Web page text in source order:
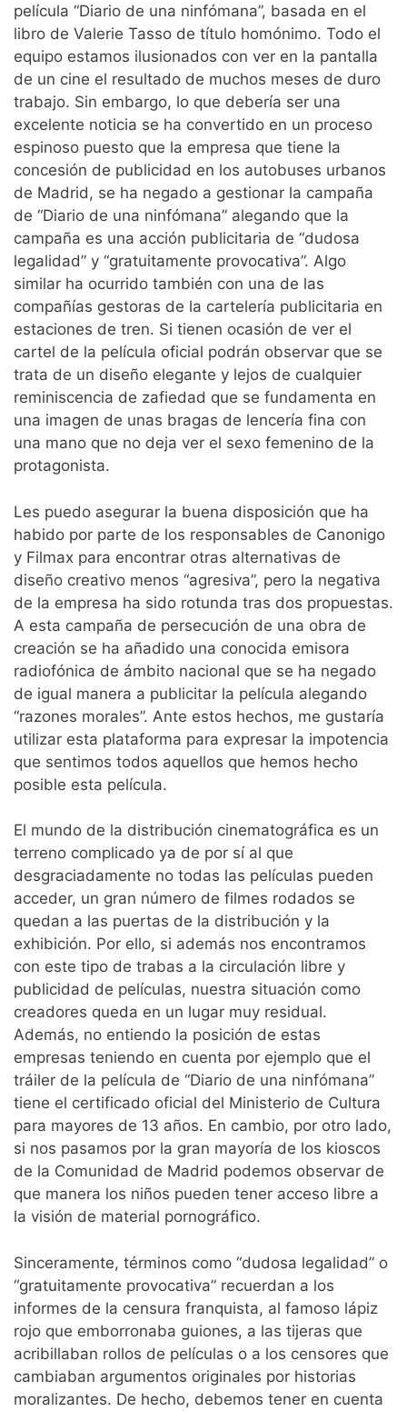
película “Diario de una ninfómana”, basada en el
libro de Valerie Tasso de título homónimo. Todo el
equipo estamos ilusionados con ver en la pantalla
de un cine el resultado de muchos meses de duro
trabajo. Sin embargo, lo que debería ser una
excelente noticia se ha convertido en un proceso
espinoso puesto que la empresa que tiene la
concesión de publicidad en los autobuses urbanos
de Madrid, se ha negado a gestionar la campaña
de “Diario de una ninfómana” alegando que la
campaña es una acción publicitaria de “dudosa
legalidad” y “gratuitamente provocativa”. Algo
similar ha ocurrido también con una de las
compañías gestoras de la cartelería publicitaria en
estaciones de tren. Si tienen ocasión de ver el
cartel de la película oficial podrán observar que se
trata de un diseño elegante y lejos de cualquier
reminiscencia de zafiedad que se fundamenta en
una imagen de unas bragas de lencería fina con
una mano que no deja ver el sexo femenino de la
protagonista.
Les puedo asegurar la buena disposición que ha
habido por parte de los responsables de Canonigo
y Filmax para encontrar otras alternativas de
diseño creativo menos “agresiva”, pero la negativa
de la empresa ha sido rotunda tras dos propuestas.
A esta campaña de persecución de una obra de
creación se ha añadido una conocida emisora
radiofónica de ámbito nacional que se ha negado
de igual manera a publicitar la película alegando
“razones morales”. Ante estos hechos, me gustaría
utilizar esta plataforma para expresar la impotencia
que sentimos todos aquellos que hemos hecho
posible esta película.
El mundo de la distribución cinematográfica es un
terreno complicado ya de por sí al que
desgraciadamente no todas las películas pueden
acceder, un gran número de filmes rodados se
quedan a las puertas de la distribución y la
exhibición. Por ello, si además nos encontramos
con este tipo de trabas a la circulación libre y
publicidad de películas, nuestra situación como
creadores queda en un lugar muy residual.
Además, no entiendo la posición de estas
empresas teniendo en cuenta por ejemplo que el
tráiler de la película de “Diario de una ninfómana”
tiene el certificado oficial del Ministerio de Cultura
para mayores de 13 años. En cambio, por otro lado,
si nos pasamos por la gran mayoría de los kioscos
de la Comunidad de Madrid podemos observar de
que manera los niños pueden tener acceso libre a
la visión de material pornográfico.
Sinceramente, términos como “dudosa legalidad” o
“gratuitamente provocativa” recuerdan a los
informes de la censura franquista, al famoso lápiz
rojo que emborronaba guiones, a las tijeras que
acribillaban rollos de películas o a los censores que
cambiaban argumentos originales por historias
moralizantes. De hecho, debemos tener en cuenta